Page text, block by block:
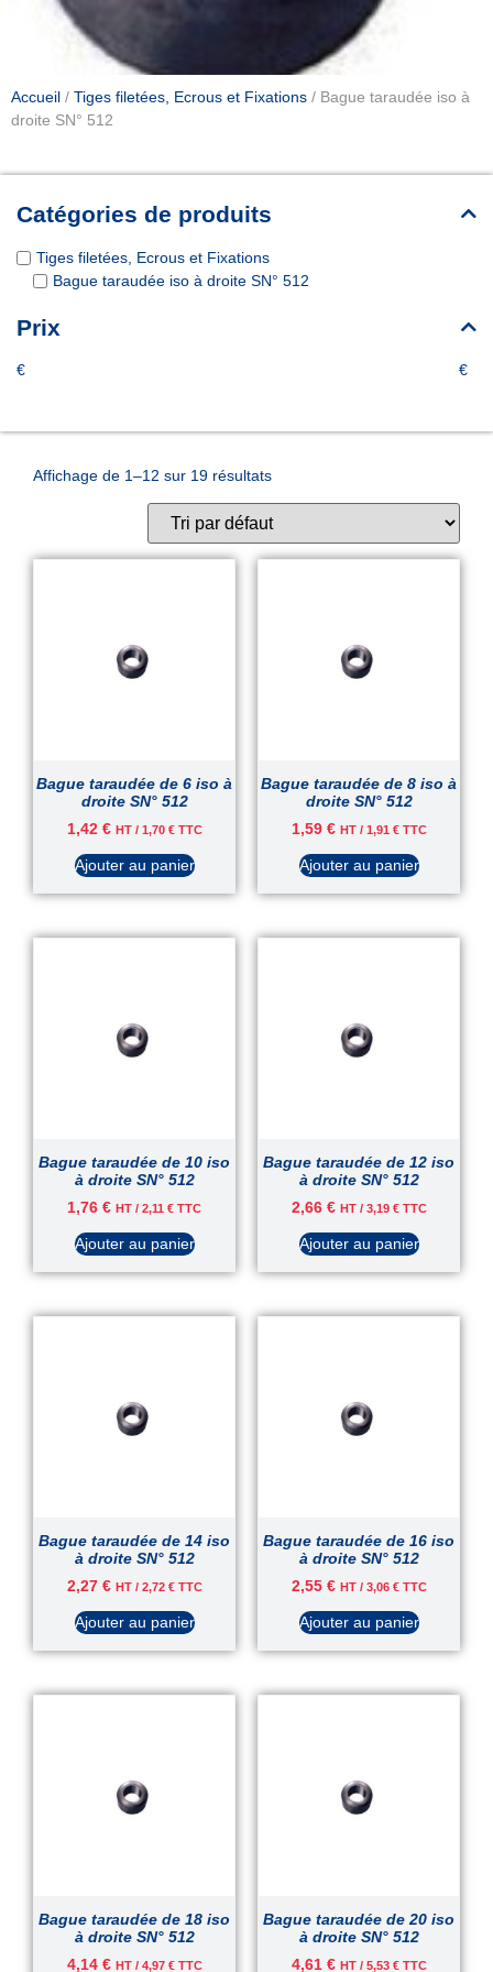
Accueil / Tiges filetées, Ecrous et Fixations / Bague taraudée iso à
droite SN° 512
Catégories de produits
Tiges filetées, Ecrous et Fixations
Bague taraudée iso à droite SN° 512
Prix
€ €
Affichage de 1–12 sur 19 résultats
Bague taraudée de 6 iso à
droite SN° 512
1,42 € HT / 1,70 €TTC
Ajouter au panier
Bague taraudée de 8 iso à
droite SN° 512
1,59 € HT / 1,91 €TTC
Ajouter au panier
Bague taraudée de 10 iso
à droite SN° 512
1,76 € HT / 2,11 € TTC
Ajouter au panier
Bague taraudée de 12 iso
à droite SN° 512
2,66 € HT / 3,19 €TTC
Ajouter au panier
Bague taraudée de 14 iso
à droite SN° 512
2,27 € HT / 2,72 €TTC
Ajouter au panier
Bague taraudée de 16 iso
à droite SN° 512
2,55 € HT / 3,06 €TTC
Ajouter au panier
Bague taraudée de 18 iso
à droite SN° 512
4,14 € HT / 4,97 €TTC
Bague taraudée de 20 iso
à droite SN° 512
4,61 € HT / 5,53 €TTC